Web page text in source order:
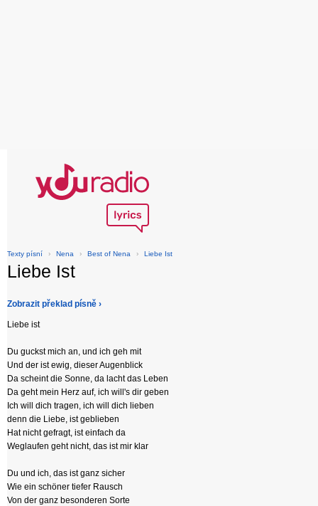
Texty písní › Nena › Best of Nena › Liebe Ist
Liebe Ist
Zobrazit překlad písně ›
Liebe ist
Du guckst mich an, und ich geh mit
Und der ist ewig, dieser Augenblick
Da scheint die Sonne, da lacht das Leben
Da geht mein Herz auf, ich will's dir geben
Ich will dich tragen, ich will dich lieben
denn die Liebe, ist geblieben
Hat nicht gefragt, ist einfach da
Weglaufen geht nicht, das ist mir klar
Du und ich, das ist ganz sicher
Wie ein schöner tiefer Rausch
Von der ganz besonderen Sorte